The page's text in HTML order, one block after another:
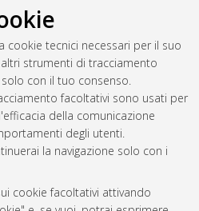
cookie tecnici necessari per il suo
strumenti di tracciamento
con il tuo consenso.
facoltativi sono usati per
della comunicazione
degli utenti.
la navigazione solo con i
cookie facoltativi attivando
thesis], Alma Mater Studiorum
di ricerca in
ambientale, 19 Ciclo. DOI
884.
il Wed Aug 5 20:50:29 2026